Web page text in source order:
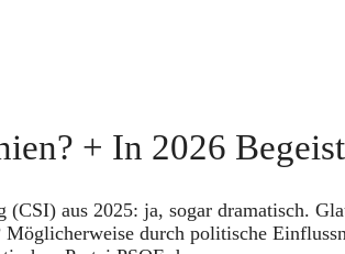
+ In 2026
aus 2025: ja, sogar dramatisch.
durch politische